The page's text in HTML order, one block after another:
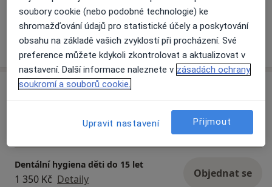
Zobrazit galerii (4)
Víceo zkušenostech
Služby a ceník služeb
Detaily Objednat se
Dentální hygiena děti do 15 let
1 350 Kč Detaily Objednat se
soubory cookie (nebo podobné technologie) ke
shromažďování údajů pro statistické účely a poskytování
obsahu na základě vašich zvyklostí při procházení. Své
preference můžete kdykoli zkontrolovat a aktualizovat v
nastavení. Další informace naleznete v zásadách ochrany
soukromí a souborů cookie.
Upravit nastavení Přijmout